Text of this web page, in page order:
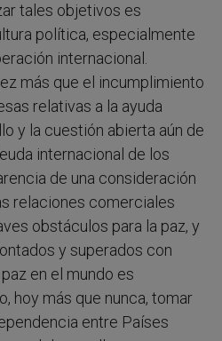
tales objetivos es
política, especialmente
internacional.
más que el incumplimiento
relativas a la ayuda
y la cuestión abierta aún de
internacional de los
de una consideración
relaciones comerciales
obstáculos para la paz, y
y superados con
en el mundo es
hoy más que nunca, tomar
entre Países